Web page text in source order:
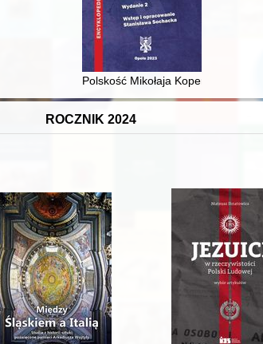
drawskiego od średniowiecza do dziś
Polskość Mikołaja Kopernika z
ROCZNIK 2024